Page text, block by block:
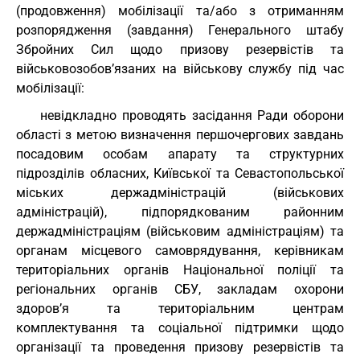
(продовження) мобілізації та/або з отриманням
розпорядження (завдання) Генерального штабу
Збройних Сил щодо призову резервістів та
військовозобов’язаних на військову службу під час
мобілізації:
невідкладно проводять засідання Ради оборони
області з метою визначення першочергових завдань
посадовим особам апарату та структурних
підрозділів обласних, Київської та Севастопольської
міських держадміністрацій (військових
адміністрацій), підпорядкованим районним
держадміністраціям (військовим адміністраціям) та
органам місцевого самоврядування, керівникам
територіальних органів Національної поліції та
регіональних органів СБУ, закладам охорони
здоров’я та територіальним центрам
комплектування та соціальної підтримки щодо
організації та проведення призову резервістів та